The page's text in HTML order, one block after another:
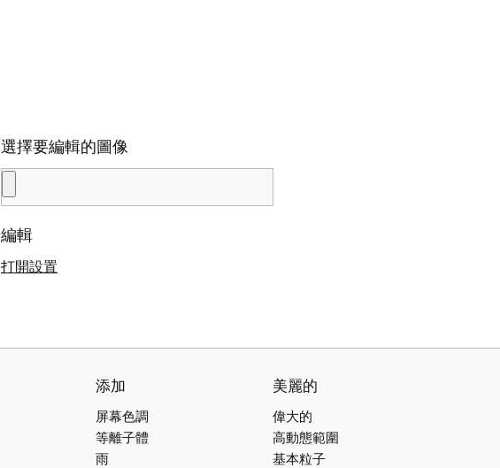
選擇要編輯的圖像
編輯
打開設置
添加
屏幕色調
等離子體
雨
美麗的
偉大的
高動態範圍
基本粒子